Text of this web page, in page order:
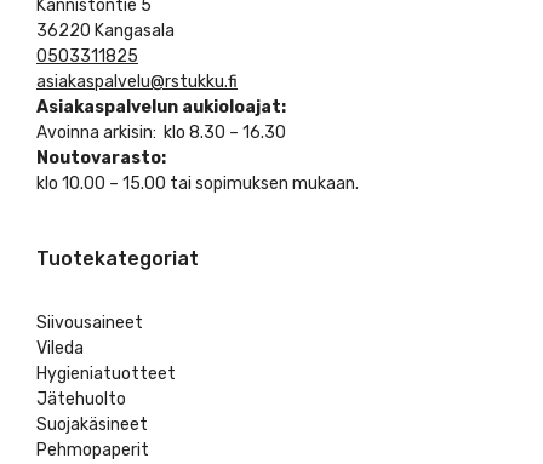
Kannistontie 5
36220 Kangasala
0503311825
asiakaspalvelu@rstukku.fi
Asiakaspalvelun aukioloajat:
Avoinna arkisin: klo 8.30 – 16.30
Noutovarasto:
klo 10.00 – 15.00 tai sopimuksen mukaan.
Tuotekategoriat
Siivousaineet
Vileda
Hygieniatuotteet
Jätehuolto
Suojakäsineet
Pehmopaperit